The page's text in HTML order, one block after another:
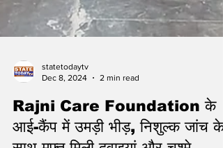
Dec 8, 2024
2 min read
Rajni Care Foundation के